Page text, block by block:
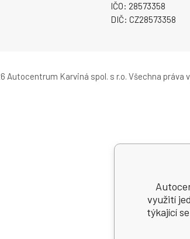
IČO: 28573358
DIČ: CZ28573358
Autocentrum Karviná spol. s r.o. Všechna práva
využití
týkající